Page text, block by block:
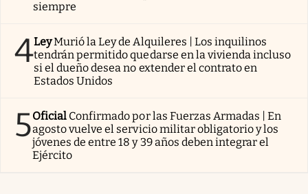
siempre
4LeyMurió la Ley de Alquileres | Los inquilinos
tendrán permitido quedarse en la vivienda incluso
si el dueño desea no extender el contrato en
Estados Unidos
5Oficial Confirmado por las Fuerzas Armadas | En
agosto vuelve el servicio militar obligatorio y los
jóvenes de entre 18 y 39 años deben integrar el
Ejército